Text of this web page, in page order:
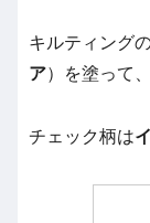
キルティング
ア）を塗って
チェック柄は